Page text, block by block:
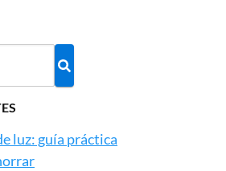
luz: guía práctica